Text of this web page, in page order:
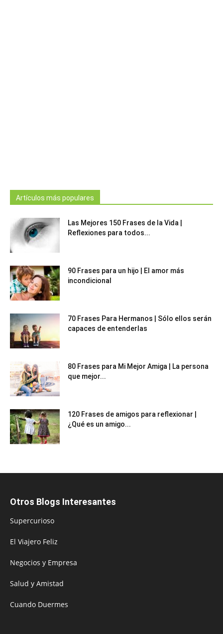
Artículos más populares
Las Mejores 150 Frases de la Vida |
Reflexiones para todos...
90 Frases para un hijo | El amor más
incondicional
70 Frases Para Hermanos | Sólo ellos serán
capaces de entenderlas
80 Frases para Mi Mejor Amiga | La persona
que mejor...
120 Frases de amigos para reflexionar |
¿Qué es un amigo...
Otros Blogs Interesantes
Supercurioso
El Viajero Feliz
Negocios y Empresa
Salud y Amistad
Cuando Duermes